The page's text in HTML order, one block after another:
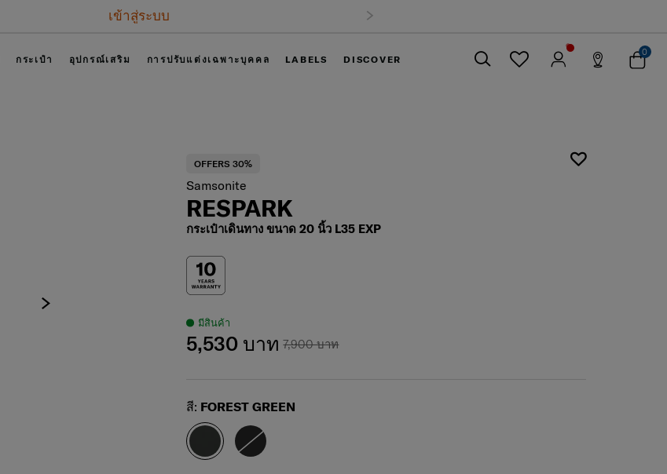
เข้าสู่ระบบ
กระเป๋า อุปกรณ์เสริม การปรับแต่งเฉพาะบุคคล LABELS DISCOVER
0
OFFERS 30%
Samsonite
RESPARK
กระเป๋าเดินทาง ขนาด 20 นิ้ว L35 EXP
มีสินค้า
7,900 บาท
5,530 บาท
Select
สี: FOREST GREEN